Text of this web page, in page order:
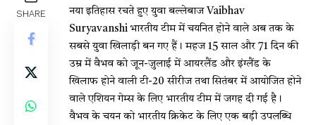
SHARE
नया इतिहास रचते हुए युवा बल्लेबाज Vaibhav
Suryavanshi भारतीय टीम में चयनित होने वाले अब तक के
सबसे युवा खिलाड़ी बन गए हैं। महज 15 साल और 71 दिन की
उम्र में वैभव को जून-जुलाई में आयरलैंड और इंग्लैंड के
खिलाफ होने वाली टी-20 सीरीज तथा सितंबर में आयोजित होने
वाले एशियन गेम्स के लिए भारतीय टीम में जगह दी गई है।
वैभव के चयन को भारतीय क्रिकेट के लिए एक बड़ी उपलब्धि